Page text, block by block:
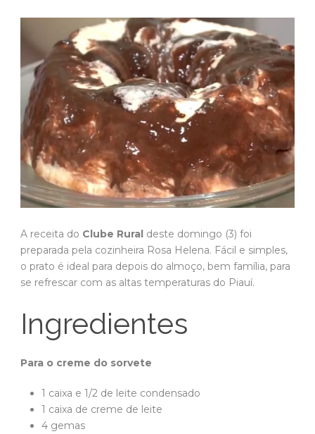
A receita do Clube Rural deste domingo (3) foi
preparada pela cozinheira Rosa Helena. Fácil e simples,
o prato é ideal para depois do almoço, bem família, para
se refrescar com as altas temperaturas do Piauí.
Ingredientes
Para o creme do sorvete
1 caixa e 1/2 de leite condensado
1 caixa de creme de leite
4 gemas